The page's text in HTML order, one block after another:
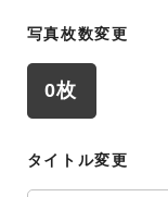
写真枚数変更
0枚
タイトル変更